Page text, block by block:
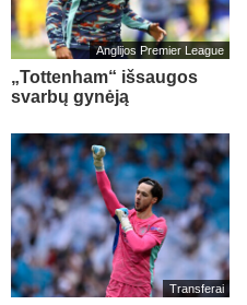
Anglijos Premier League
„Tottenham“ išsaugos
svarbų gynėją
Transferai